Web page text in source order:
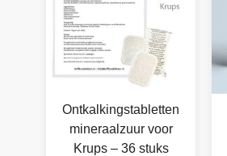
Ontkalkingstabletten
mineraalzuur voor
Krups – 36 stuks